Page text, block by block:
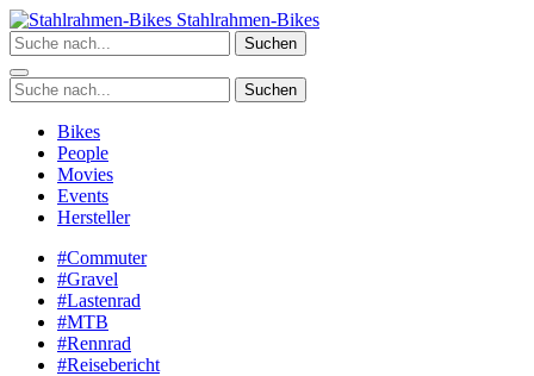
Zum
Inhalt
springen
Stahlrahmen-Bikes
Suchen
Suchen
Bikes
People
Movies
Events
Hersteller
#Commuter
#Gravel
#Lastenrad
#MTB
#Rennrad
#Reisebericht